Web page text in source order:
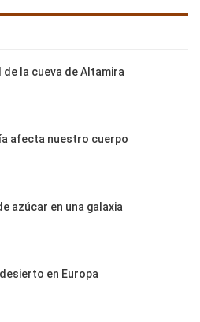
de la cueva de Altamira
afecta nuestro cuerpo
azúcar en una galaxia
en Europa